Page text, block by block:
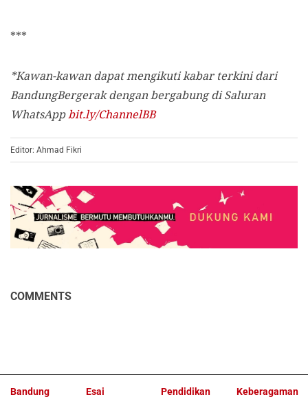
***
*Kawan-kawan dapat mengikuti kabar terkini dari
BandungBergerak dengan bergabung di Saluran
WhatsAppbit.ly/ChannelBB
Editor: Ahmad Fikri
COMMENTS
Bandung Esai Pendidikan Keberagaman